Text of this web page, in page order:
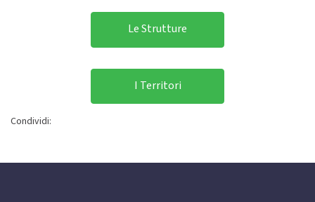
Le Strutture
I Territori
Condividi: